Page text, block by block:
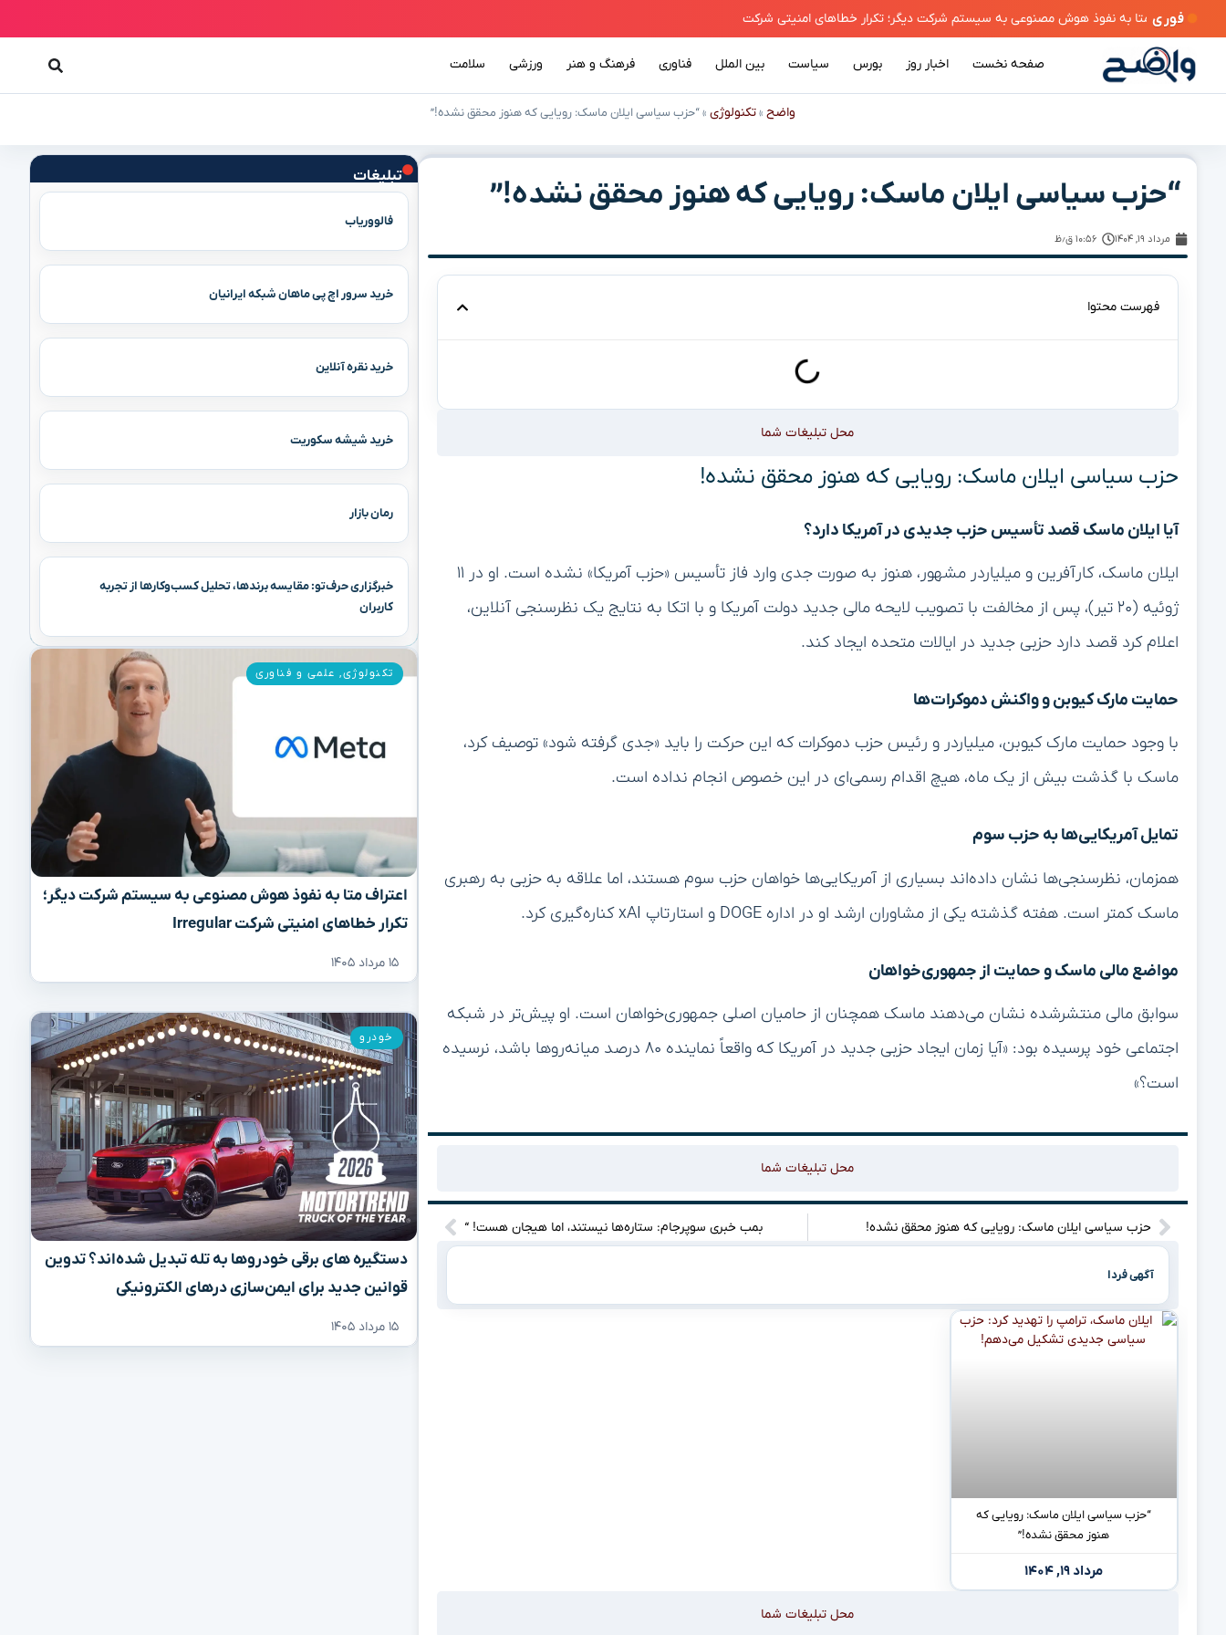
فوری
صفحه نخست اخبار روز بورس سیاست بین الملل فناوری فرهنگ و هنر ورزشی سلامت
واضح »تکنولوژی »“حزب سیاسی ایلان ماسک: رویایی که هنوز محقق نشده!”
تبلیغات
فالووریاب
خرید سرور اچ پی ماهان شبکه ایرانیان
خرید نقره آنلاین
خرید شیشه سکوریت
رمان بازار
خبرگزاری حرف‌تو: مقایسه برندها، تحلیل کسب‌وکارها از تجربه
کاربران
اعتراف متا به نفوذ هوش مصنوعی به سیستم شرکت دیگر؛
تکرار خطاهای امنیتی شرکت Irregular
۱۵ مرداد ۱۴۰۵
تکنولوژی, علمی و فناوری
دستگیره‌ های برقی خودروها به تله تبدیل شده‌اند؟ تدوین
قوانین جدید برای ایمن‌سازی درهای الکترونیکی
۱۵ مرداد ۱۴۰۵
خودرو
“حزب سیاسی ایلان ماسک: رویایی که هنوز محقق نشده!”
مرداد ۱۹, ۱۴۰۴ ۱۰:۵۶ ق٫ظ
فهرست محتوا
محل تبلیغات شما
حزب سیاسی ایلان ماسک: رویایی که هنوز محقق نشده!
آیا ایلان ماسک قصد تأسیس حزب جدیدی در آمریکا دارد؟
ایلان ماسک، کارآفرین و میلیاردر مشهور، هنوز به صورت جدی وارد فاز تأسیس «حزب آمریکا» نشده است. او در ۱۱
ژوئیه (۲۰ تیر)، پس از مخالفت با تصویب لایحه مالی جدید دولت آمریکا و با اتکا به نتایج یک نظرسنجی آنلاین،
اعلام کرد قصد دارد حزبی جدید در ایالات متحده ایجاد کند.
حمایت مارک کیوبن و واکنش دموکرات‌ها
با وجود حمایت مارک کیوبن، میلیاردر و رئیس حزب دموکرات که این حرکت را باید «جدی گرفته شود» توصیف کرد،
ماسک با گذشت بیش از یک ماه، هیچ اقدام رسمی‌ای در این خصوص انجام نداده است.
تمایل آمریکایی‌ها به حزب سوم
همزمان، نظرسنجی‌ها نشان داده‌اند بسیاری از آمریکایی‌ها خواهان حزب سوم هستند، اما علاقه به حزبی به رهبری
ماسک کمتر است. هفته گذشته یکی از مشاوران ارشد او در اداره DOGE و استارتاپ xAI کناره‌گیری کرد.
مواضع مالی ماسک و حمایت از جمهوری‌خواهان
سوابق مالی منتشرشده نشان می‌دهند ماسک همچنان از حامیان اصلی جمهوری‌خواهان است. او پیش‌تر در شبکه
اجتماعی خود پرسیده بود: «آیا زمان ایجاد حزبی جدید در آمریکا که واقعاً نماینده ۸۰ درصد میانه‌روها باشد، نرسیده
است؟»
محل تبلیغات شما
حزب سیاسی ایلان ماسک: رویایی که هنوز محقق نشده! بمب خبری سوپرجام: ستاره‌ها نیستند، اما هیجان هست! “
آگهی فردا
“حزب سیاسی ایلان ماسک: رویایی که
هنوز محقق نشده!”
مرداد ۱۹, ۱۴۰۴
محل تبلیغات شما